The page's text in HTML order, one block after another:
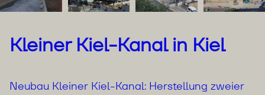
Kleiner Kiel-Kanal in Kiel
Neubau Kleiner Kiel-Kanal: Herstellung zweier